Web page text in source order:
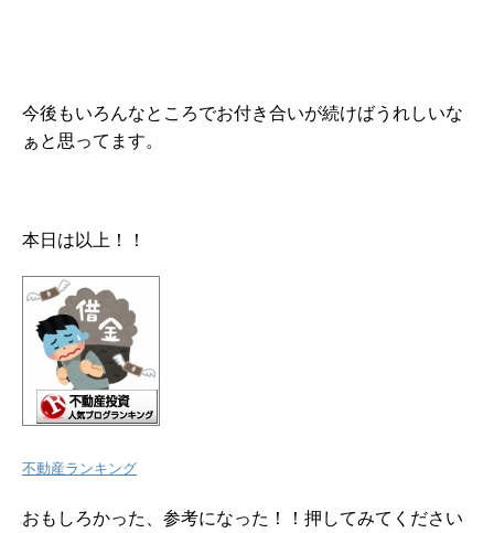
今後もいろんなところでお付き合いが続けばうれしいな
ぁと思ってます。
本日は以上！！
不動産ランキング
おもしろかった、参考になった！！押してみてください